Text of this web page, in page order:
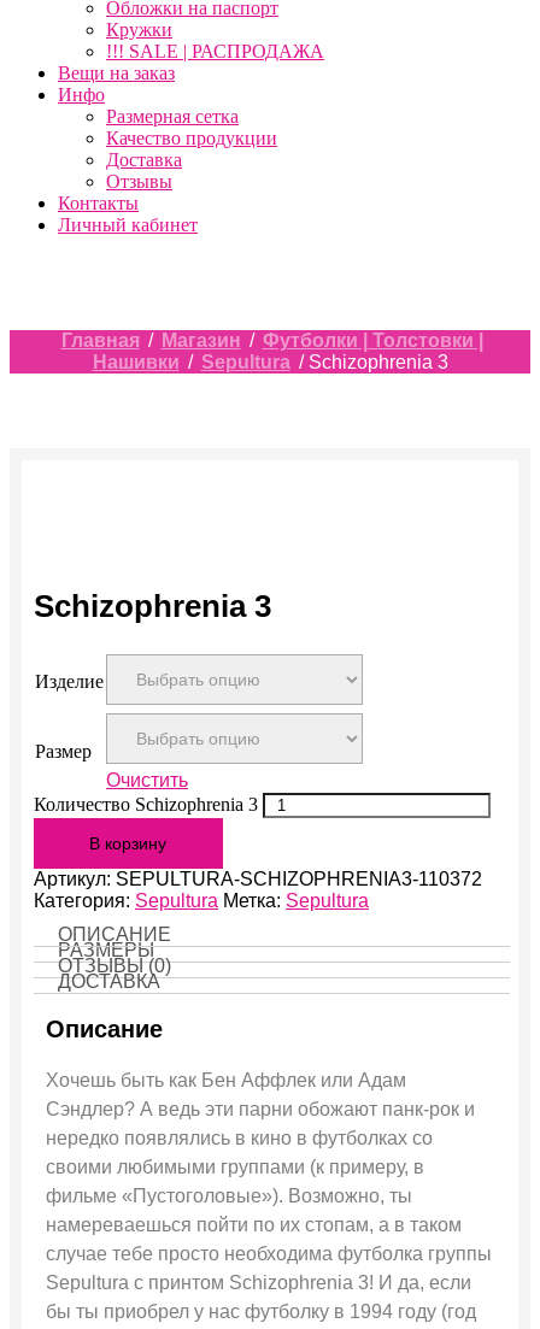
Обложки на паспорт
Кружки
!!! SALE | РАСПРОДАЖА
Вещи на заказ
Инфо
Размерная сетка
Качество продукции
Доставка
Отзывы
Контакты
Личный кабинет
Главная / Магазин / Футболки | Толстовки |
Нашивки / Sepultura / Schizophrenia 3
Schizophrenia 3
Изделие
Размер
Очистить
Количество Schizophrenia 3
В корзину
Артикул: SEPULTURA-SCHIZOPHRENIA3-110372
Категория: Sepultura Метка: Sepultura
ОПИСАНИЕ
РАЗМЕРЫ
ОТЗЫВЫ (0)
ДОСТАВКА
Описание
Хочешь быть как Бен Аффлек или Адам
Сэндлер? А ведь эти парни обожают панк-рок и
нередко появлялись в кино в футболках со
своими любимыми группами (к примеру, в
фильме «Пустоголовые»). Возможно, ты
намереваешься пойти по их стопам, а в таком
случае тебе просто необходима футболка группы
Sepultura с принтом Schizophrenia 3! И да, если
бы ты приобрел у нас футболку в 1994 году (год